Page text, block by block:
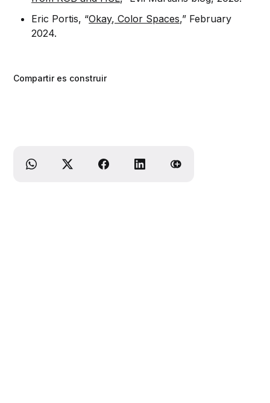
Eric Portis, “Okay, Color Spaces,” February
2024.
Compartir es construir